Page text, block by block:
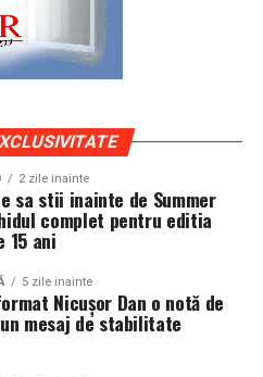
2 zile inainte
sa stii inainte de Summer
complet pentru editia
15 ani
5 zile inainte
Nicușor Dan o notă de
mesaj de stabilitate